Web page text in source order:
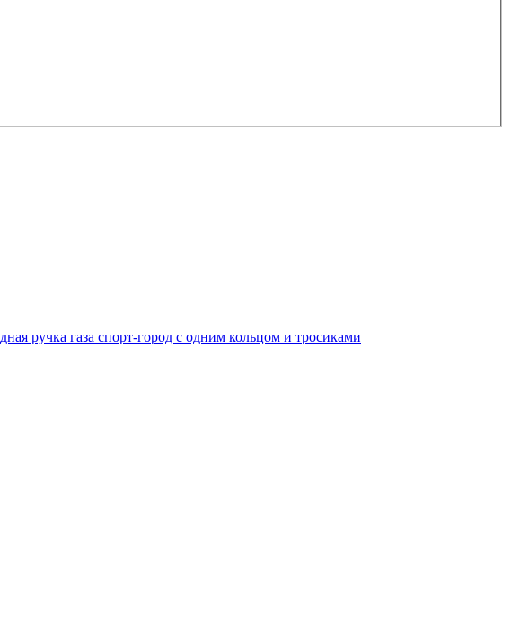
ручка газа спорт-город с одним кольцом и тросиками